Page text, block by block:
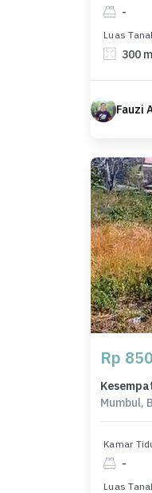
-
Luas
300
Fauzi
Rp
Mumbul,
Kamar
-
Luas